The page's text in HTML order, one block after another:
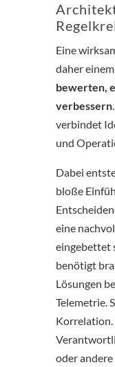
Eine
daher
bewerten,
verbessern
verbindet
und
Dabei
bloße
eine
eingebettet
benötigt
Lösungen
Telemetrie.
Korrelation.
oder